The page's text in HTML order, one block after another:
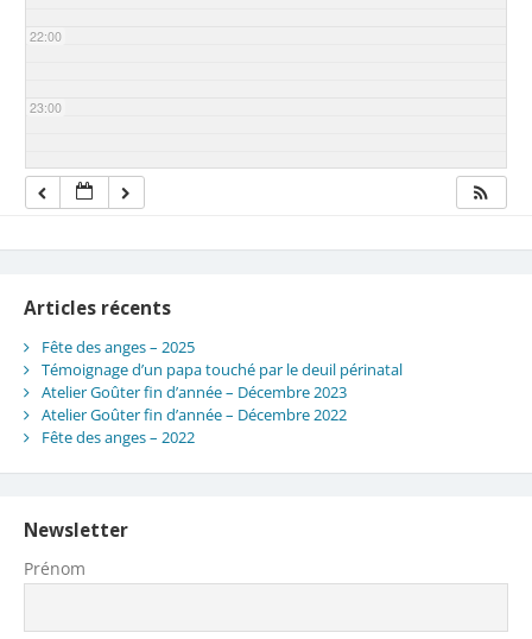
22:00
23:00
Articles récents
Fête des anges – 2025
Témoignage d’un papa touché par le deuil périnatal
Atelier Goûter fin d’année – Décembre 2023
Atelier Goûter fin d’année – Décembre 2022
Fête des anges – 2022
Newsletter
Prénom